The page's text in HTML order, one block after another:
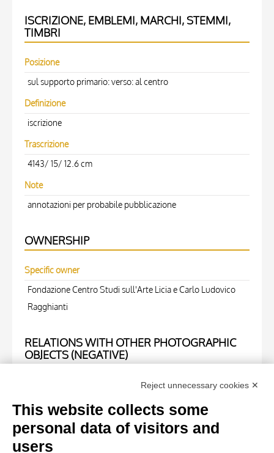
ISCRIZIONE, EMBLEMI, MARCHI, STEMMI,
TIMBRI
Posizione
sul supporto primario: verso: al centro
Definizione
iscrizione
Trascrizione
4143/ 15/ 12.6 cm
Note
annotazioni per probabile pubblicazione
OWNERSHIP
Specific owner
Fondazione Centro Studi sull'Arte Licia e Carlo Ludovico
Ragghianti
RELATIONS WITH OTHER PHOTOGRAPHIC
OBJECTS (NEGATIVE)
2445
Reject unnecessary cookies ✕
This website collects some
personal data of visitors and
users